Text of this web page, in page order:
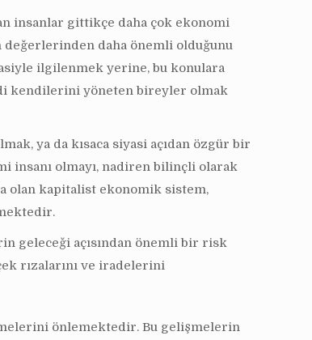
insanlar gittikçe daha çok ekonomi
değerlerinden daha önemli olduğunu
ilgilenmek yerine, bu konulara
kendilerini yöneten bireyler olmak
ya da kısaca siyasi açıdan özgür bir
insanı olmayı, nadiren bilinçli olarak
olan kapitalist ekonomik sistem,
geleceği açısından önemli bir risk
rızalarını ve iradelerini
önlemektedir. Bu gelişmelerin